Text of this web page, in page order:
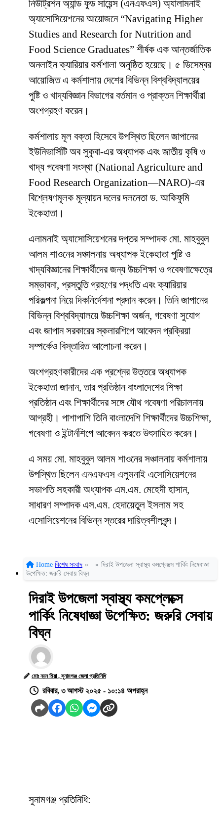
নিউট্রিশন অ্যান্ড ফুড সায়েন্স (এনএফএস) অ্যালামনাই
অ্যাসোসিয়েশনের আয়োজনে “Navigating Higher
Studies and Research for Nutrition and
Food Science Graduates” শীর্ষক এক আন্তর্জাতিক
অনলাইন ক্যারিয়ার কর্মশালা অনুষ্ঠিত হয়েছে। ৫ ডিসেম্বর
আয়োজিত এ কর্মশালায় দেশের বিভিন্ন বিশ্ববিদ্যালয়ের
পুষ্টি ও খাদ্যবিজ্ঞান বিভাগের বর্তমান ও প্রাক্তন শিক্ষার্থীরা
অংশগ্রহণ করেন।
কর্মশালায় মূল বক্তা হিসেবে উপস্থিত ছিলেন জাপানের
ইউনিভার্সিটি অব সুকুবা-এর অধ্যাপক এবং জাতীয় কৃষি ও
খাদ্য গবেষণা সংস্থা (National Agriculture and
Food Research Organization—NARO)-এর
বিশ্লেষণমূলক মূল্যায়ন দলের দলনেতা ড. আকিফুমি
ইকেহাতা।
এলামনাই অ্যাসোসিয়েশনের দপ্তর সম্পাদক মো. মাহবুবুল
আলম শাওনের সঞ্চালনায় অধ্যাপক ইকেহাতা পুষ্টি ও
খাদ্যবিজ্ঞানের শিক্ষার্থীদের জন্য উচ্চশিক্ষা ও গবেষণাক্ষেত্রে
সম্ভাবনা, প্রস্তুতি গ্রহণের পদ্ধতি এবং ক্যারিয়ার
পরিকল্পনা নিয়ে দিকনির্দেশনা প্রদান করেন। তিনি জাপানের
বিভিন্ন বিশ্ববিদ্যালয়ে উচ্চশিক্ষা অর্জন, গবেষণা সুযোগ
এবং জাপান সরকারের স্কলারশিপে আবেদন প্রক্রিয়া
সম্পর্কেও বিস্তারিত আলোচনা করেন।
অংশগ্রহণকারীদের এক প্রশ্নের উত্তরে অধ্যাপক
ইকেহাতা জানান, তার প্রতিষ্ঠান বাংলাদেশের শিক্ষা
প্রতিষ্ঠান এবং শিক্ষার্থীদের সঙ্গে যৌথ গবেষণা পরিচালনায়
আগ্রহী। পাশাপাশি তিনি বাংলাদেশি শিক্ষার্থীদের উচ্চশিক্ষা,
গবেষণা ও ইন্টার্নশিপে আবেদন করতে উৎসাহিত করেন।
এ সময় মো. মাহবুবুল আলম শাওনের সঞ্চালনায় কর্মশালায়
উপস্থিত ছিলেন এনএফএস এলুমনাই এসোসিয়েশনের
সভাপতি সহকারী অধ্যাপক এম.এম. মেহেদী হাসান,
সাধারণ সম্পাদক এস.এম. হেদায়েতুল ইসলাম সহ
এসোসিয়েশনের বিভিন্ন স্তরের দায়িত্বশীলবৃন্দ।
Home বিশেষ সংবাদ » » দিরাই উপজেলা স্বাস্থ্য কমপ্লেক্সে পার্কিং নিষেধাজ্ঞা
উপেক্ষিত: জরুরি সেবায় বিঘ্ন
দিরাই উপজেলা স্বাস্থ্য কমপ্লেক্সে
পার্কিং নিষেধাজ্ঞা উপেক্ষিত: জরুরি সেবায়
বিঘ্ন
মোঃ নয়ন মিয়া , সুনামগঞ্জ জেলা প্রতিনিধি
রবিবার, ৩ আগস্ট ২০২৫ - ১০:১৪ অপরাহ্ন
সুনামগঞ্জ প্রতিনিধি: